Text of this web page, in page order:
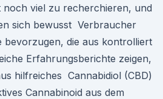
noch viel zu recherchieren, und
sich bewusst Verbraucher
bevorzugen, die aus kontrolliert
Erfahrungsberichte zeigen,
hilfreiches Cannabidiol (CBD)
Cannabinoid aus dem